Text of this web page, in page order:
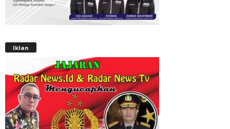
Iklan